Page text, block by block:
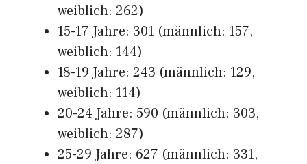
weiblich: 262)
15-17 Jahre: 301 (männlich: 157,
weiblich: 144)
18-19 Jahre: 243 (männlich: 129,
weiblich: 114)
20-24 Jahre: 590 (männlich: 303,
weiblich: 287)
25-29 Jahre: 627 (männlich: 331,